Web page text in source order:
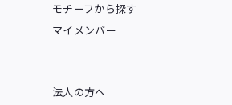
モチーフから探す
マイメンバー
法人の方へ